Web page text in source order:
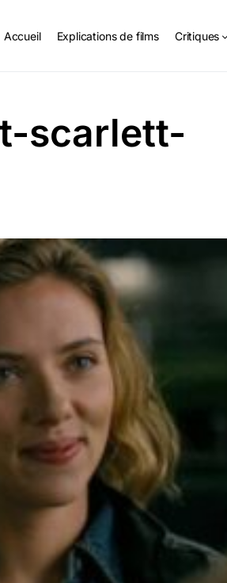
Accueil Explications de films Critiques
scarlett-